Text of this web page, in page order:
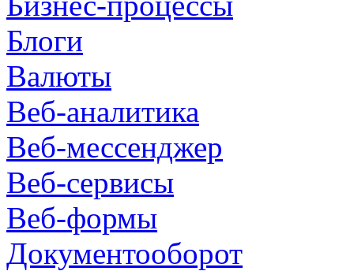
Блоги
Валюты
Веб-аналитика
Веб-мессенджер
Веб-сервисы
Веб-формы
Документооборот